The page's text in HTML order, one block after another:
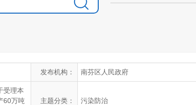
发布机构： 南芬区人民政府
受理本
60万吨
主题分类： 污染防治